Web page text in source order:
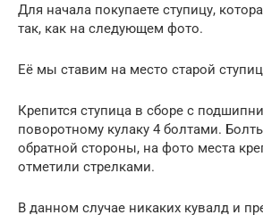
Для начала покупаете ступицу,
так, как на следующем фото.
Её мы ставим на место старой
Крепится ступица в сборе с
поворотному кулаку 4 болтами.
обратной стороны, на фото места
отметили стрелками.
В данном случае никаких кувалд и